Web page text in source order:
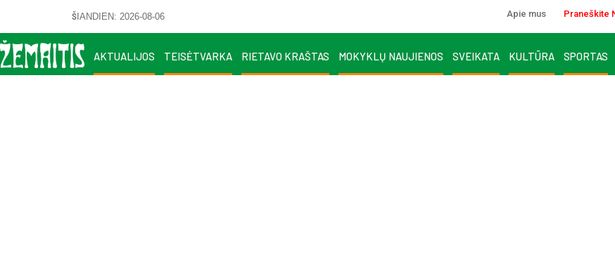
ŠIANDIEN: 2026-08-06 Apie mus Praneškite
AKTUALIJOS TEISĖTVARKA RIETAVO KRAŠTAS MOKYKLŲ NAUJIENOS SVEIKATA KULTŪRA SPORTAS